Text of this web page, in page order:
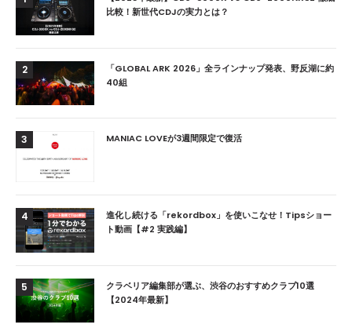
比較！新世代CDJの実力とは？
2
「GLOBAL ARK 2026」全ラインナップ発表、野反湖に約
40組
3 MANIAC LOVEが3週間限定で復活
4
進化し続ける「rekordbox」を使いこなせ！Tipsショー
ト動画【#2 実践編】
5
クラベリア編集部が選ぶ、渋谷のおすすめクラブ10選
【2024年最新】